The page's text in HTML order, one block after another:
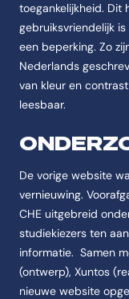
toegankelijkheid. Dit
gebruiksvriendelijk
een beperking. Zo
Nederlands
van kleur en
leesbaar.
De vorige website
vernieuwing.
CHE uitgebreid
studiekiezers ten
informatie. Samen
(ontwerp), Xuntos
nieuwe website